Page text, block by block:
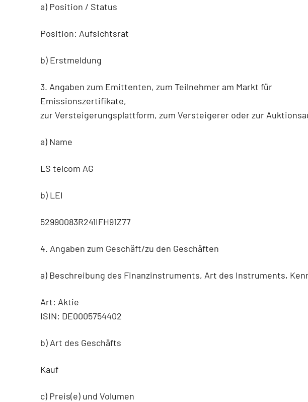
a) Position / Status
Position: Aufsichtsrat
b) Erstmeldung
3. Angaben zum Emittenten, zum Teilnehmer am Markt für
Emissionszertifikate,
zur Versteigerungsplattform, zum Versteigerer oder zur
a) Name
LS telcom AG
b) LEI
52990083R241IFH91Z77
4. Angaben zum Geschäft/zu den Geschäften
a) Beschreibung des Finanzinstruments, Art des Instruments,
Art: Aktie
ISIN: DE0005754402
b) Art des Geschäfts
Kauf
c) Preis(e) und Volumen